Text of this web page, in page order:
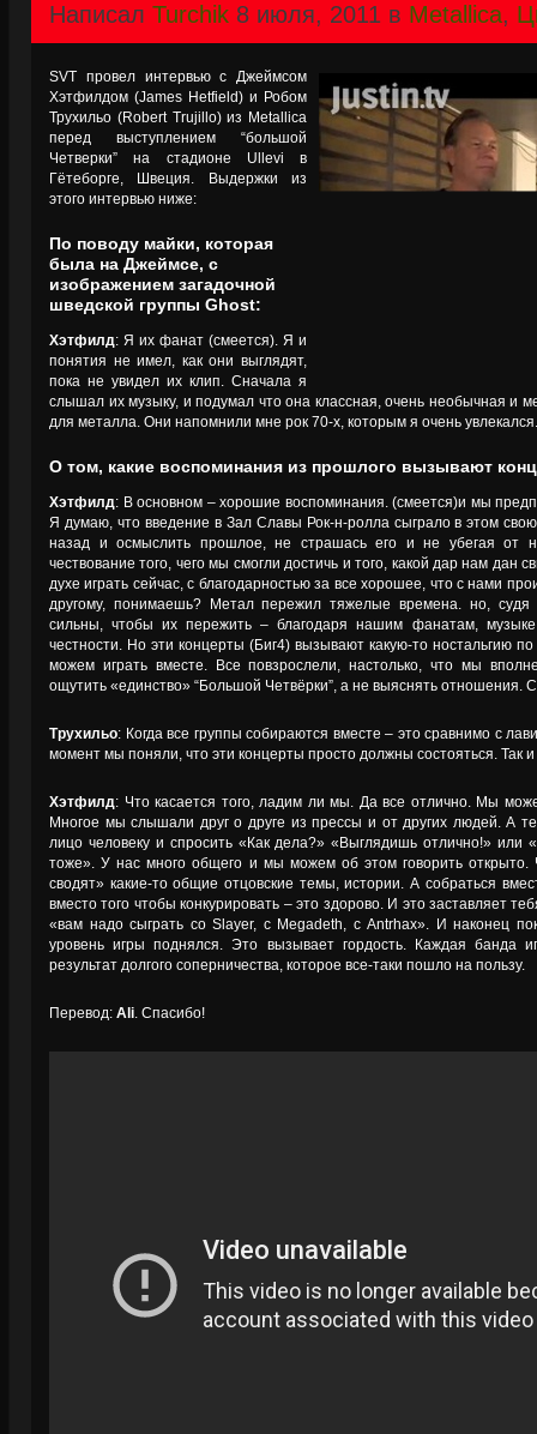
Написал Turchik 8 июля, 2011 в Metallica,
SVT провел интервью с Джеймсом
Хэтфилдом (James Hetfield) и Робом
Трухильо (Robert Trujillo) из Metallica
перед выступлением “большой
Четверки” на стадионе Ullevi в
Гётеборге, Швеция. Выдержки из
этого интервью ниже:
По поводу майки, которая
была на Джеймсе, с
изображением загадочной
шведской группы Ghost:
Хэтфилд: Я их фанат (смеется). Я и
понятия не имел, как они выглядят,
пока не увидел их клип. Сначала я
слышал их музыку, и подумал что она классная, очень необычная и
для металла. Они напомнили мне рок 70-х, которым я очень
О том, какие воспоминания из прошлого вызывают
Хэтфилд: В основном – хорошие воспоминания. (смеется)и мы
Я думаю, что введение в Зал Славы Рок-н-ролла сыграло в этом
назад и осмыслить прошлое, не страшась его и не убегая от
чествование того, чего мы смогли достичь и того, какой дар нам
духе играть сейчас, с благодарностью за все хорошее, что с нами
другому, понимаешь? Метал пережил тяжелые времена. но, судя
сильны, чтобы их пережить – благодаря нашим фанатам,
честности. Но эти концерты (Биг4) вызывают какую-то ностальгию
можем играть вместе. Все повзрослели, настолько, что мы
ощутить «единство» “Большой Четвёрки”, а не выяснять отношения.
Трухильо: Когда все группы собираются вместе – это сравнимо с
момент мы поняли, что эти концерты просто должны состояться. Так и
Хэтфилд: Что касается того, ладим ли мы. Да все отлично. Мы
Многое мы слышали друг о друге из прессы и от других людей. А
лицо человеку и спросить «Как дела?» «Выглядишь отлично!»
тоже». У нас много общего и мы можем об этом говорить
сводят» какие-то общие отцовские темы, истории. А собраться
вместо того чтобы конкурировать – это здорово. И это заставляет
«вам надо сыграть со Slayer, с Megadeth, с Antrhax». И наконец
уровень игры поднялся. Это вызывает гордость. Каждая банда
результат долгого соперничества, которое все-таки пошло на пользу.
Перевод: Ali. Спасибо!